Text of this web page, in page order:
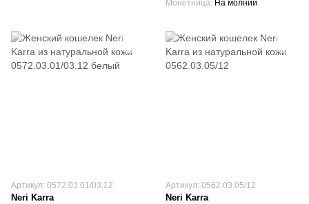
Монетница На молнии
Артикул: 0572.03.01/03.12
Neri Karra
Артикул: 0562.03.05/12
Neri Karra